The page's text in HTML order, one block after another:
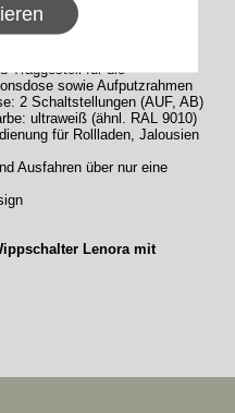
Rast-Funktion, IP20, max.
mit Abdeck- und
LENORA, mit
Traggestell für die
sowie Aufputzrahmen
2 Schaltstellungen (AUF, AB)
ultraweiß (ähnl. RAL 9010)
für Rollladen, Jalousien
Ausfahren über nur eine
Lenora mit